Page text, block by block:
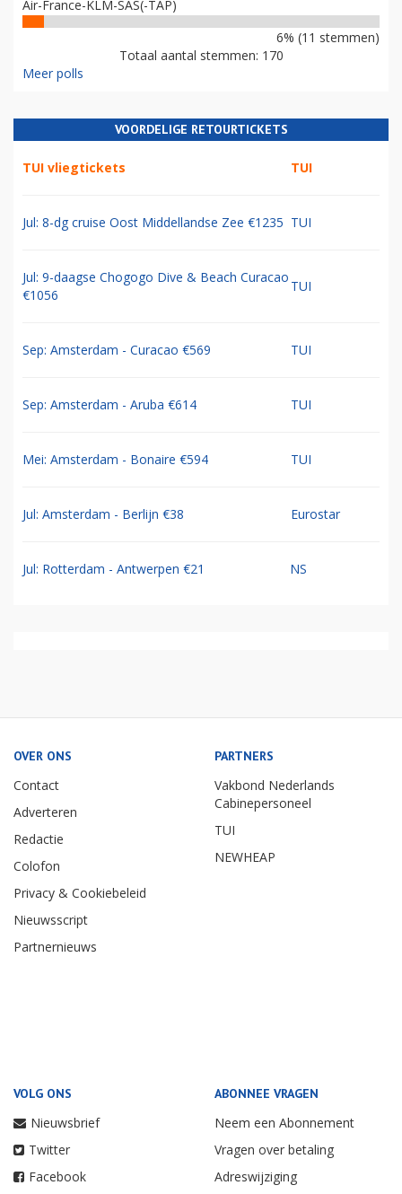
Air-France-KLM-SAS(-TAP)
6% (11 stemmen)
Totaal aantal stemmen: 170
Meer polls
VOORDELIGE RETOURTICKETS
TUI vliegtickets TUI
Jul: 8-dg cruise Oost Middellandse Zee €1235 TUI
Jul: 9-daagse Chogogo Dive & Beach Curacao
€1056
TUI
Sep: Amsterdam - Curacao €569 TUI
Sep: Amsterdam - Aruba €614 TUI
Mei: Amsterdam - Bonaire €594 TUI
Jul: Amsterdam - Berlijn €38 Eurostar
Jul: Rotterdam - Antwerpen €21 NS
OVER ONS
Contact
Adverteren
Redactie
Colofon
Privacy & Cookiebeleid
Nieuwsscript
Partnernieuws
PARTNERS
Vakbond Nederlands
Cabinepersoneel
TUI
NEWHEAP
VOLG ONS
Nieuwsbrief
Twitter
Facebook
ABONNEE VRAGEN
Neem een Abonnement
Vragen over betaling
Adreswijziging